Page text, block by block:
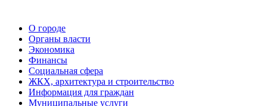
О городе
Органы власти
Экономика
Финансы
Социальная сфера
ЖКХ, архитектура и строительство
Информация для граждан
Муниципальные услуги